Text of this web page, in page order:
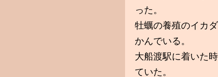
った。
牡蠣の養殖のイカ
かんでいる。
大船渡駅に着いた
ていた。